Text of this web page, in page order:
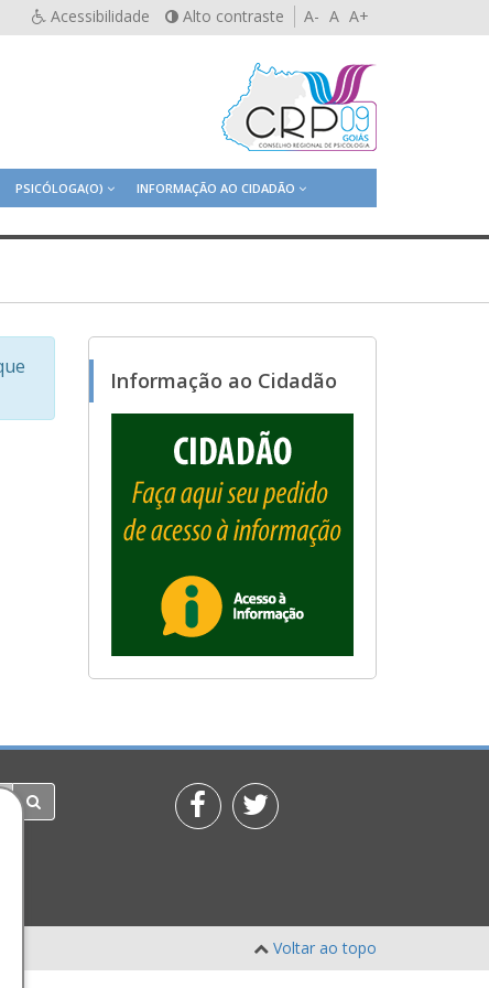
Acessibilidade Alto contraste A- A A+
PSICÓLOGA(O) INFORMAÇÃO AO CIDADÃO
Informação ao Cidadão
Voltar ao topo